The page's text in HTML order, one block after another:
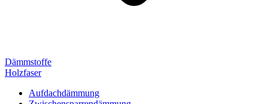
Dämmstoffe
Holzfaser
Aufdachdämmung